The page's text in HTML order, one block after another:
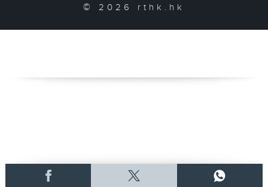
© 2026 rthk.hk